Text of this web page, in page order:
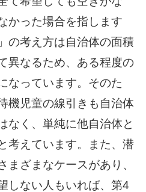
かった場合を指します
の考え方は自治体の面積
異なるため、ある程度の
なっています。そのた
機児童の線引きも自治体
なく、単純に他自治体と
考えています。また、潜
まざまなケースがあり、
しない人もいれば、第4